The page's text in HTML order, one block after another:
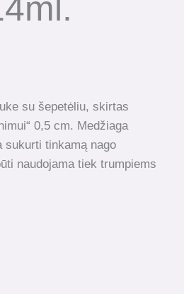
su šepetėliu, skirtas
0,5 cm. Medžiaga
sukurti tinkamą nago
naudojama tiek trumpiems